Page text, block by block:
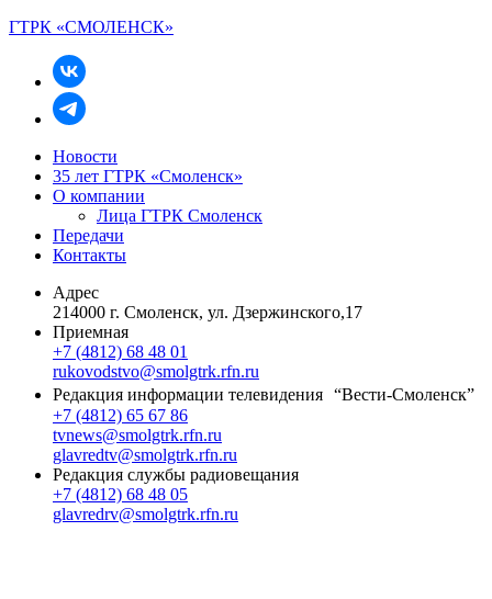
ГТРК «СМОЛЕНСК»
Новости
35 лет ГТРК «Смоленск»
О компании
Лица ГТРК Смоленск
Передачи
Контакты
Адрес
214000 г. Смоленск, ул. Дзержинского,17
Приемная
+7 (4812) 68 48 01
rukovodstvo@smolgtrk.rfn.ru
Редакция информации телевидения “Вести-Смоленск”
+7 (4812) 65 67 86
tvnews@smolgtrk.rfn.ru
glavredtv@smolgtrk.rfn.ru
Редакция службы радиовещания
+7 (4812) 68 48 05
glavredrv@smolgtrk.rfn.ru